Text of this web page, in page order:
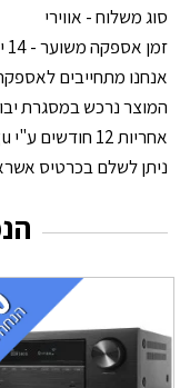
סוג משלוח - אווירי
זמן אספקה משוער - 14 ימי עסקים
אנחנו מתחייבים
המוצר נרכש במסגרת
אחריות 12 חודשים ע"י idgu
ניתן לשלם בכרטיס אשראי עד 12 תשלומים